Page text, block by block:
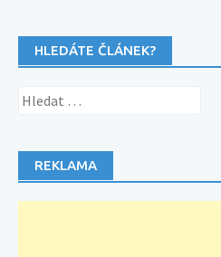
HLEDÁTE ČLÁNEK?
Vyhledávání
REKLAMA